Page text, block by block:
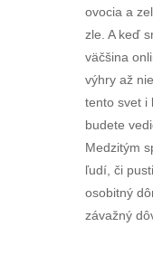
ovocia a
zle. A keď
väčšina
výhry až
tento svet i
budete
Medzitým
ľudí, či
osobitný
závažný